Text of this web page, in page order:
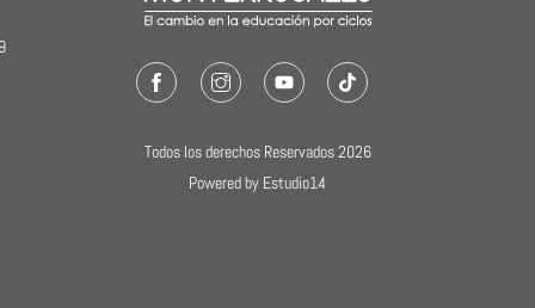
Facebook Instagram Youtube TikTok
Todos los derechos Reservados 2026
Powered by Estudio14